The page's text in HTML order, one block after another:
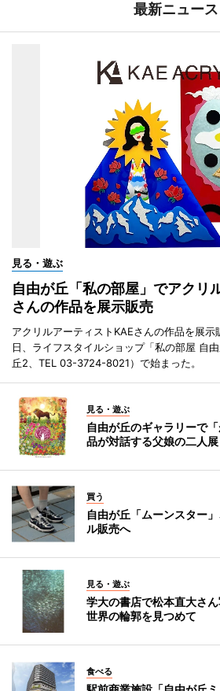
最新ニュース
見る・遊ぶ
自由が丘「私の部屋」でアクリ
さんの作品を展示販売
アクリルアーティストKAEさんの作品を展
日、ライフスタイルショップ「私の部屋 自
丘2、TEL 03-3724-8021）で始まった。
見る・遊ぶ
自由が丘のギャラリーで
品が対話する父娘の二人展
買う
自由が丘「ムーンスター
ル販売へ
見る・遊ぶ
学大の書店で松本直大さ
世界の輪郭を見つめて
食べる